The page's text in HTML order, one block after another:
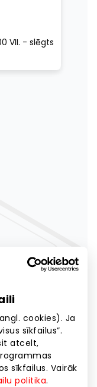
cookies). Ja
sīkfailus”.
atcelt,
sīkfailus. Vairāk
politika.